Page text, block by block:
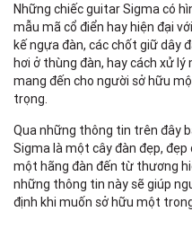
Những chiếc guitar Sigma có
mẫu mã cổ điển hay hiện đại
kế ngựa đàn, các chốt giữ dây
hơi ở thùng đàn, hay cách xử
mang đến cho người sở hữu
trọng.
Qua những thông tin trên đây
Sigma là một cây đàn đẹp,
một hãng đàn đến từ thương
những thông tin này sẽ giúp
định khi muốn sở hữu một